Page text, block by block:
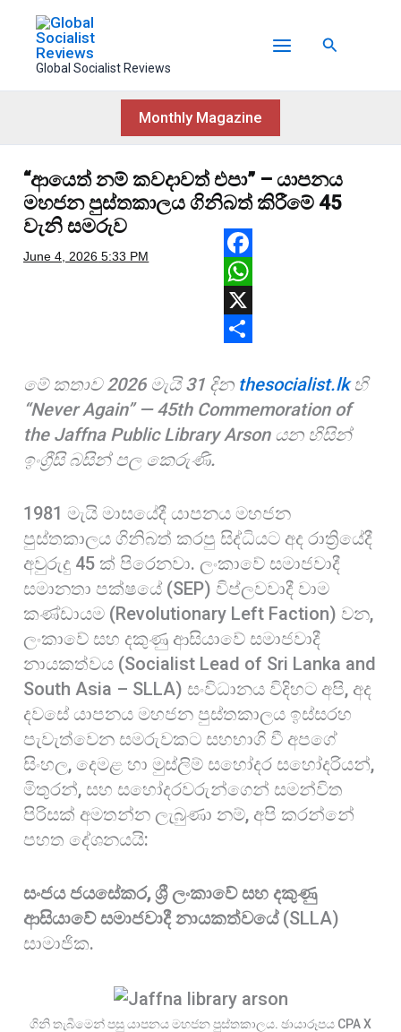
contentGlobal Socialist Reviews
Search
Monthly Magazine
“ආයෙත් නම් කවදාවත් එපා” – යාපනය
මහජන පුස්තකාලය ගිනිබත් කිරීමේ 45
වැනි සමරුව
June 4, 2026 5:33 PM
F
a
c
b
o
o
W
h
t
s
A
X
h
a
r
මේ කතාව 2026 මැයි 31 දින thesocialist.lkහි
“Never Again” — 45th Commemoration of
the Jaffna Public Library Arson යන හිසින්
ඉංග්‍රීසි බසින් පල කෙරුණි.
1981 මැයි මාසයේදී යාපනය මහජන
පුස්තකාලය ගිනිබත් කරපු සිද්ධියට අද රාත්‍රියේදී
අවුරුදු 45 ක් පිරෙනවා. ලංකාවේ සමාජවාදී
සමානතා පක්ෂයේ (SEP) විප්ලවවාදී වාම
කණ්ඩායම (Revolutionary Left Faction) වන,
ලංකාවේ සහ දකුණු ආසියාවේ සමාජවාදී
නායකත්වය (Socialist Lead of Sri Lanka and
South Asia – SLLA) සංවිධානය විදිහට අපි, අද
දවසේ යාපනය මහජන පුස්තකාලය ඉස්සරහ
පැවැත්වෙන සමරුවකට සහභාගි වී අපගේ
සිංහල, දෙමළ හා මුස්ලිම් සහෝදර සහෝදරියන්,
මිතුරන්, සහ සහෝදරවරුන්ගෙන් සමන්විත
පිරිසක් අමතන්න ලැබුණා නම්, අපි කරන්නේ
පහත දේශනයයි:
සංජය ජයසේකර, ශ්‍රී ලංකාවේ සහ දකුණු
ආසියාවේ සමාජවාදී නායකත්වයේ(SLLA)
සාමාජික.
ගිනි තැබීමෙන් පසු යාපනය මහජන පුස්තකාලය. ඡායාරූපය CPA X